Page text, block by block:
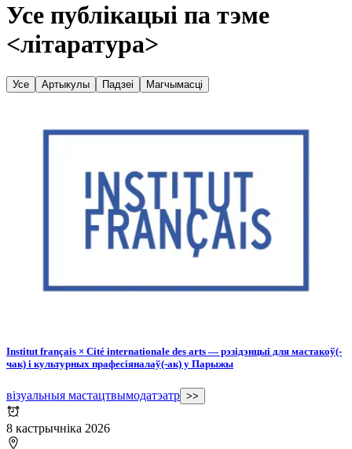
Усе публікацыі па тэме
<літаратура>
Усе Артыкулы Падзеі Магчымасці
Institut français × Cité internationale des arts — рэзідэнцыі для мастакоў(-
чак) і культурных прафесіяналаў(-ак) у Парыжы
візуальныя мастацтвымодатэатр >>
8 кастрычніка 2026